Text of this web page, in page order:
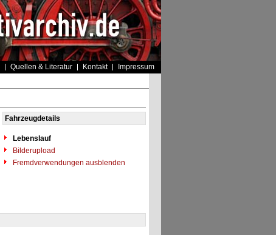
Quellen & Literatur Kontakt Impressum
Fahrzeugdetails
Lebenslauf
Bilderupload
Fremdverwendungen ausblenden